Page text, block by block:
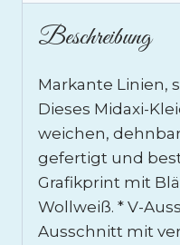
Beschreibung
Markante Linien,
Dieses Midaxi-
weichen,
gefertigt und
Grafikprint mit
Wollweiß. * V-
Ausschnitt mit